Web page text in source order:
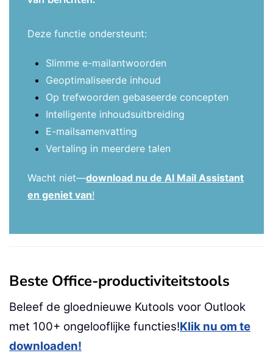
Deze functie ondersteunt:
Slimme e-mailantwoorden
Geoptimaliseerde inhoud
Op trefwoorden gebaseerde concepten
Intelligente inhoudsuitbreiding
E-mailsamenvatting
Vertaling in meerdere talen
Wacht niet—download nu de AI Mail Assistant
en geniet van!
Beste Office-productiviteitstools
Beleef de gloednieuwe Kutools voor Outlook
met 100+ ongelooflijke functies!Klik nu om te
downloaden!